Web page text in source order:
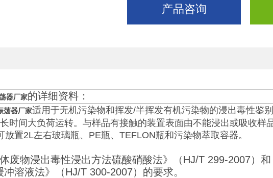
产品咨询
器厂家的详细资料：
荡器厂家适用于无机污染物和挥发/半挥发有机污染物的浸出毒性鉴别
时间大负荷运转。与样品有接触的装置表面由不能浸出或吸收样
放置2L左右玻璃瓶、PE瓶、TEFLON瓶和污染物萃取容器。
废物浸出毒性浸出方法硫酸硝酸法》（HJ/T 299-2007）
溶液法》（HJ/T 300-2007）的要求。